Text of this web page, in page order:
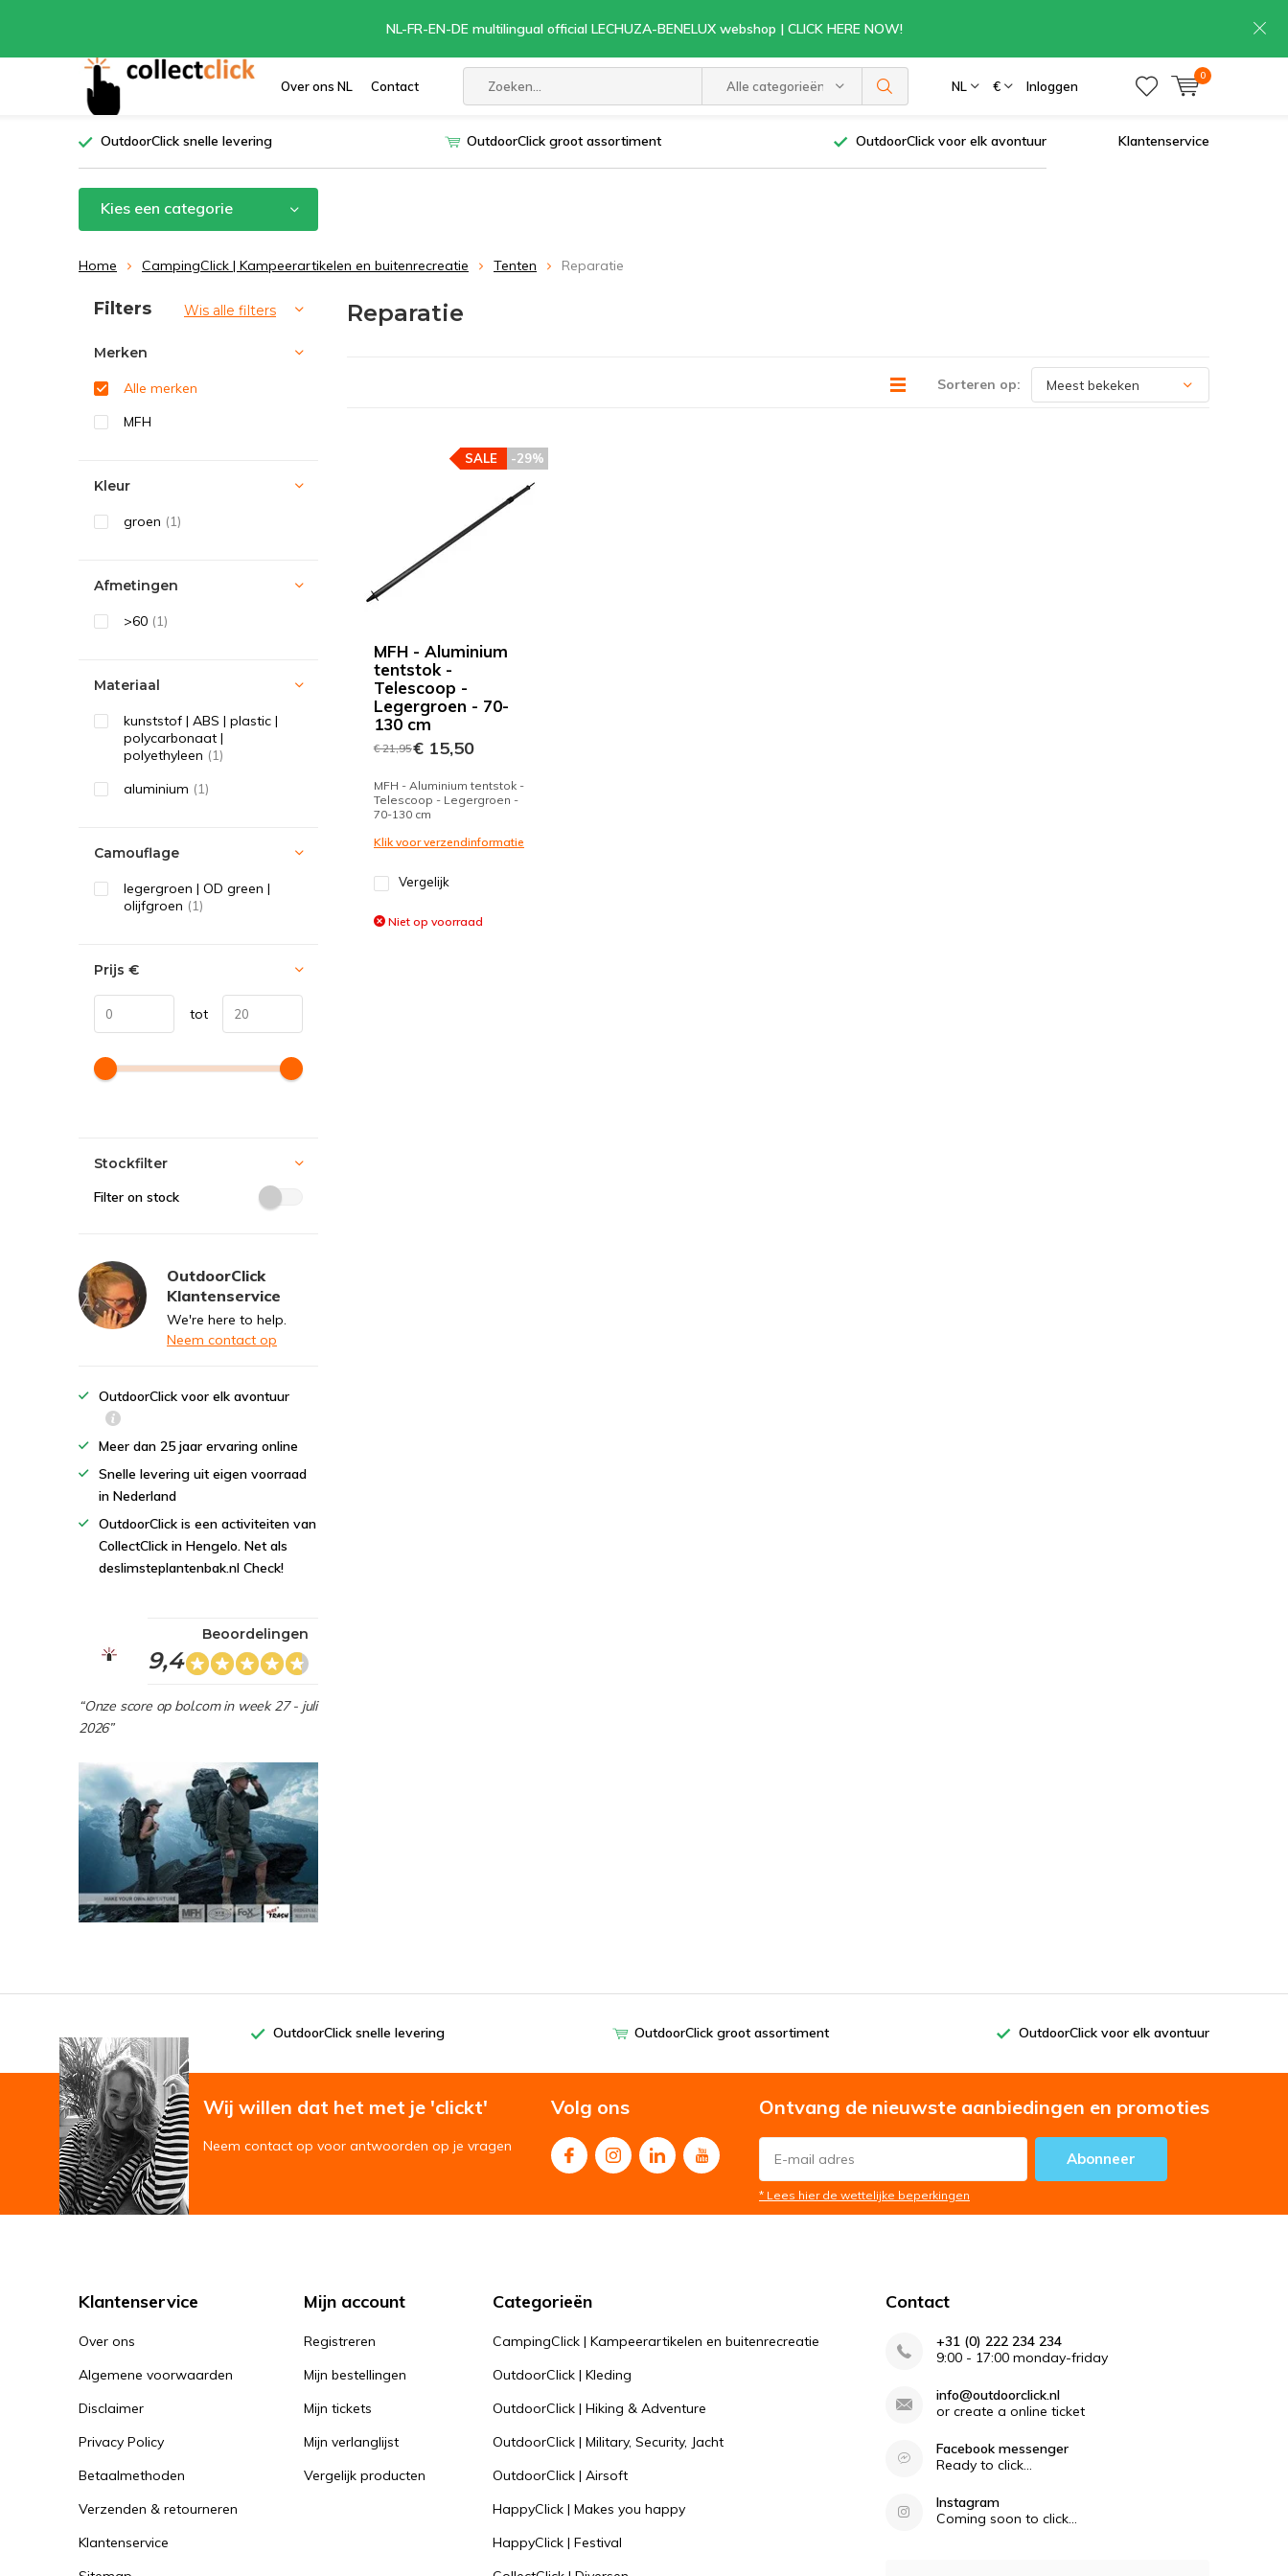
Over ons NL Contact Alle categorieën NL € Inloggen
0
NL-FR-EN-DE multilingual official LECHUZA-BENELUX webshop | CLICK HERE NOW!
OutdoorClick snelle levering OutdoorClick groot assortiment OutdoorClick voor elk avontuur Klantenservice
Kies een categorie
Home CampingClick | Kampeerartikelen en buitenrecreatie Tenten Reparatie
Reparatie
Sorteren op:
MFH - Aluminium
tentstok -
Telescoop -
Legergroen - 70-
130 cm
-29%
SALE
€ 21,95€ 15,50
MFH - Aluminium tentstok -
Telescoop - Legergroen -
70-130 cm
Klik voor verzendinformatie
Vergelijk
Niet op voorraad
Sorteren op:
Filters Wis alle filters
Merken
Alle merken
MFH
Kleur
groen (1)
Afmetingen
>60 (1)
Materiaal
kunststof | ABS | plastic |
polycarbonaat |
polyethyleen (1)
aluminium (1)
Camouflage
legergroen | OD green |
olijfgroen (1)
Prijs €
tot
Stockfilter
Filter on stock
OutdoorClick
Klantenservice
We're here to help.
Neem contact op
OutdoorClick voor elk avontuur
Meer dan 25 jaar ervaring online
Snelle levering uit eigen voorraad
in Nederland
OutdoorClick is een activiteiten van
CollectClick in Hengelo. Net als
deslimsteplantenbak.nl Check!
9,4
Beoordelingen
“Onze score op bol.com in week 27 - juli
2026”
OutdoorClick snelle levering OutdoorClick groot assortiment OutdoorClick voor elk avontuur
Wij willen dat het met je 'clickt'
Neem contact op voor antwoorden op je vragen
Volg ons Ontvang de nieuwste aanbiedingen en promoties
Abonneer
* Lees hier de wettelijke beperkingen
Klantenservice
Over ons
Algemene voorwaarden
Disclaimer
Privacy Policy
Betaalmethoden
Verzenden & retourneren
Klantenservice
Mijn account
Registreren
Mijn bestellingen
Mijn tickets
Mijn verlanglijst
Vergelijk producten
Categorieën
CampingClick | Kampeerartikelen en buitenrecreatie
OutdoorClick | Kleding
OutdoorClick | Hiking & Adventure
OutdoorClick | Military, Security, Jacht
OutdoorClick | Airsoft
HappyClick | Makes you happy
HappyClick | Festival
Contact
+31 (0) 222 234 234
9:00 - 17:00 monday-friday
info@outdoorclick.nl
or create a online ticket
Facebook messenger
Ready to click...
Instagram
Coming soon to click...